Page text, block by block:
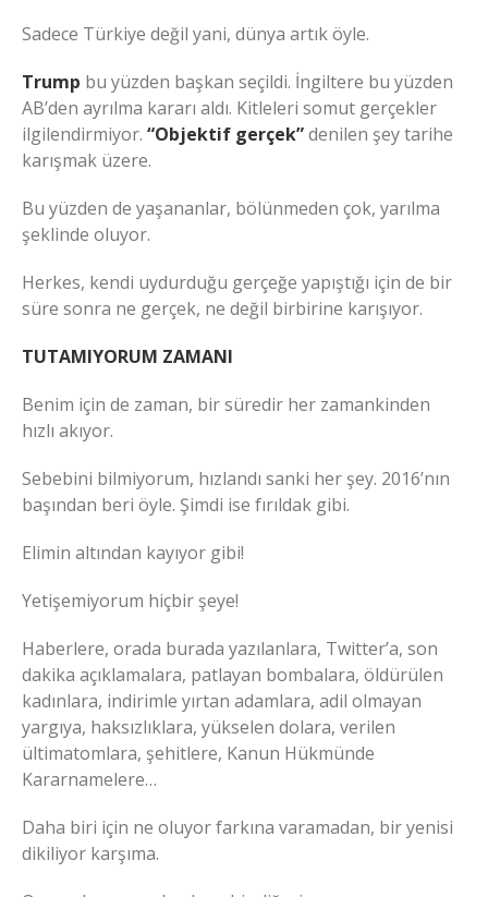
Sadece Türkiye değil yani, dünya artık öyle.
Trump bu yüzden başkan seçildi. İngiltere bu yüzden
AB’den ayrılma kararı aldı. Kitleleri somut gerçekler
ilgilendirmiyor. “Objektif gerçek”denilen şey tarihe
karışmak üzere.
Bu yüzden de yaşananlar, bölünmeden çok, yarılma
şeklinde oluyor.
Herkes, kendi uydurduğu gerçeğe yapıştığı için de bir
süre sonra ne gerçek, ne değil birbirine karışıyor.
TUTAMIYORUM ZAMANI
Benim için de zaman, bir süredir her zamankinden
hızlı akıyor.
Sebebini bilmiyorum, hızlandı sanki her şey. 2016’nın
başından beri öyle. Şimdi ise fırıldak gibi.
Elimin altından kayıyor gibi!
Yetişemiyorum hiçbir şeye!
Haberlere, orada burada yazılanlara, Twitter’a, son
dakika açıklamalara, patlayan bombalara, öldürülen
kadınlara, indirimle yırtan adamlara, adil olmayan
yargıya, haksızlıklara, yükselen dolara, verilen
ültimatomlara, şehitlere, Kanun Hükmünde
Kararnamelere…
Daha biri için ne oluyor farkına varamadan, bir yenisi
dikiliyor karşıma.